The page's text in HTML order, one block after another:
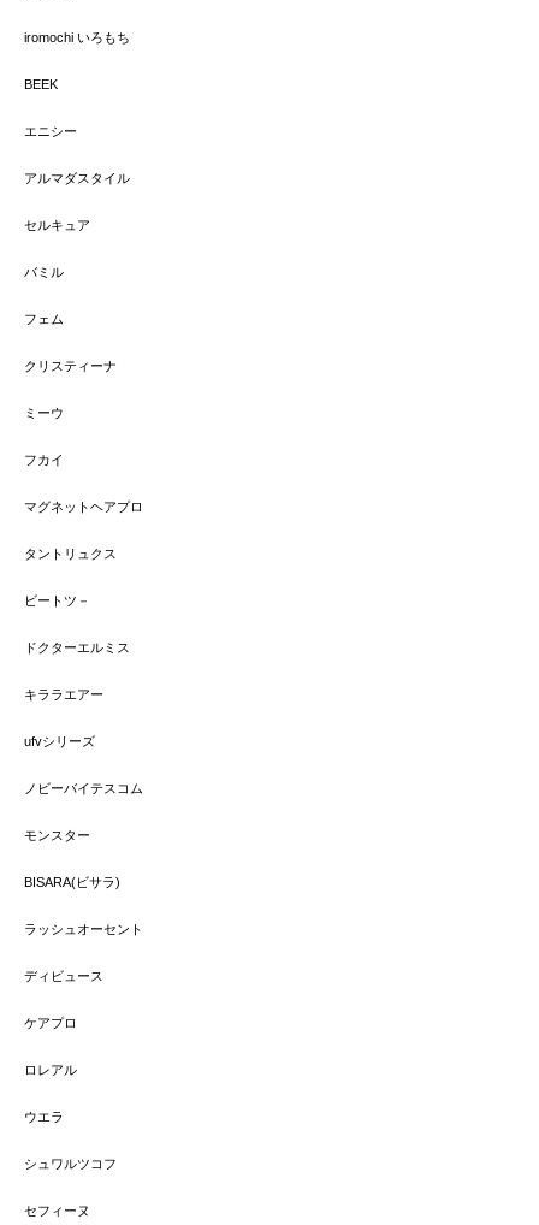
iromochi いろもち
BEEK
エニシー
アルマダスタイル
セルキュア
バミル
フェム
クリスティーナ
ミーウ
フカイ
マグネットヘアプロ
タントリュクス
ビートツ－
ドクターエルミス
キララエアー
ufvシリーズ
ノビーバイテスコム
モンスター
BISARA(ビサラ)
ラッシュオーセント
ディビュース
ケアプロ
ロレアル
ウエラ
シュワルツコフ
セフィーヌ